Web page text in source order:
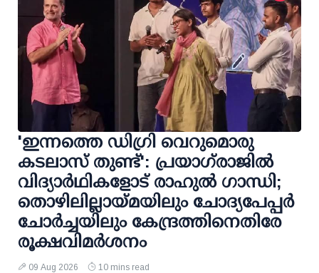
'ഇന്നത്തെ ഡിഗ്രി വെറുമൊരു
കടലാസ് തുണ്ട്': പ്രയാഗ്‌രാജില്‍
വിദ്യാര്‍ഥികളോട് രാഹുല്‍ ഗാന്ധി;
തൊഴിലില്ലായ്മയിലും ചോദ്യപേപ്പര്‍
ചോര്‍ച്ചയിലും കേന്ദ്രത്തിനെതിരേ
രൂക്ഷവിമര്‍ശനം
09 Aug 2026 10 mins read